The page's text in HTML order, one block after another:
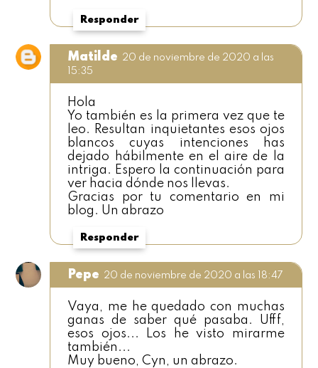
Responder
Matilde 20 de noviembre de 2020 a las
15:35
Hola
Yo también es la primera vez que te
leo. Resultan inquietantes esos ojos
blancos cuyas intenciones has
dejado hábilmente en el aire de la
intriga. Espero la continuación para
ver hacia dónde nos llevas.
Gracias por tu comentario en mi
blog. Un abrazo
Responder
Pepe 20 de noviembre de 2020 a las 18:47
Vaya, me he quedado con muchas
ganas de saber qué pasaba. Ufff,
esos ojos... Los he visto mirarme
también...
Muy bueno, Cyn, un abrazo.